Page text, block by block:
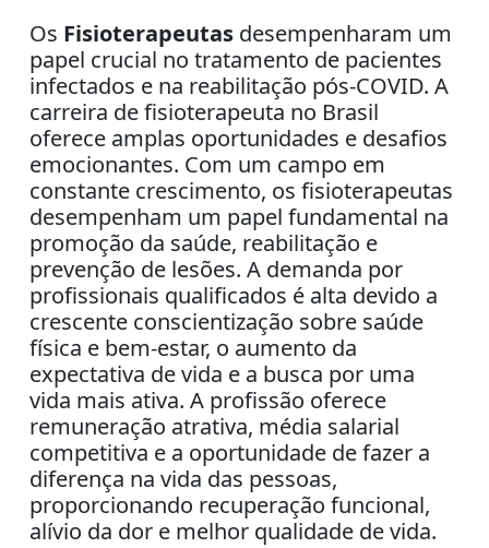
Os Fisioterapeutas desempenharam um
papel crucial no tratamento de pacientes
infectados e na reabilitação pós-COVID. A
carreira de fisioterapeuta no Brasil
oferece amplas oportunidades e desafios
emocionantes. Com um campo em
constante crescimento, os fisioterapeutas
desempenham um papel fundamental na
promoção da saúde, reabilitação e
prevenção de lesões. A demanda por
profissionais qualificados é alta devido a
crescente conscientização sobre saúde
física e bem-estar, o aumento da
expectativa de vida e a busca por uma
vida mais ativa. A profissão oferece
remuneração atrativa, média salarial
competitiva e a oportunidade de fazer a
diferença na vida das pessoas,
proporcionando recuperação funcional,
alívio da dor e melhor qualidade de vida.